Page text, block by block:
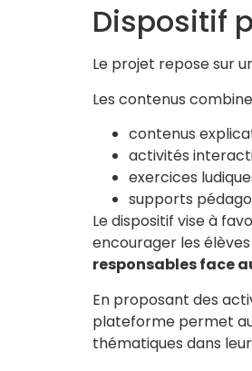
Dispositif
Le projet repose sur
Les contenus
contenus
activités
exercices
supports
Le dispositif vise à
encourager les
responsables face
En proposant des
plateforme permet
thématiques dans